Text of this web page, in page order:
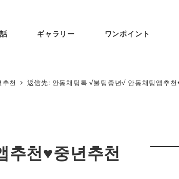
ギャラリー ワンポイント
천 返信先: 안동채팅톡 √불팅중년√ 안동채팅앱추천
추천♥중년추천